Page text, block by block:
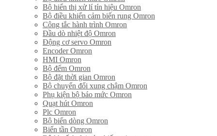
Bộ hiển thị xử lí tín hiệu Omron
Bộ điều khiển cảm biến rung Omron
Công tắc hành trình Omron
Đầu dò nhiệt độ Omron
Động cơ servo Omron
Encoder Omron
HMI Omron
Bộ đếm Omron
Bộ đặt thời gian Omron
Bộ chuyển đổi xung chậm Omron
Phụ kiện bộ báo mức Omron
Quạt hút Omron
Plc Omron
Bộ biến dòng Omron
Biến tần Omron